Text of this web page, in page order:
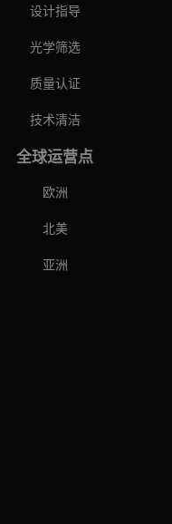
设计指导
光学筛选
质量认证
技术清洁
全球运营点
欧洲
北美
亚洲